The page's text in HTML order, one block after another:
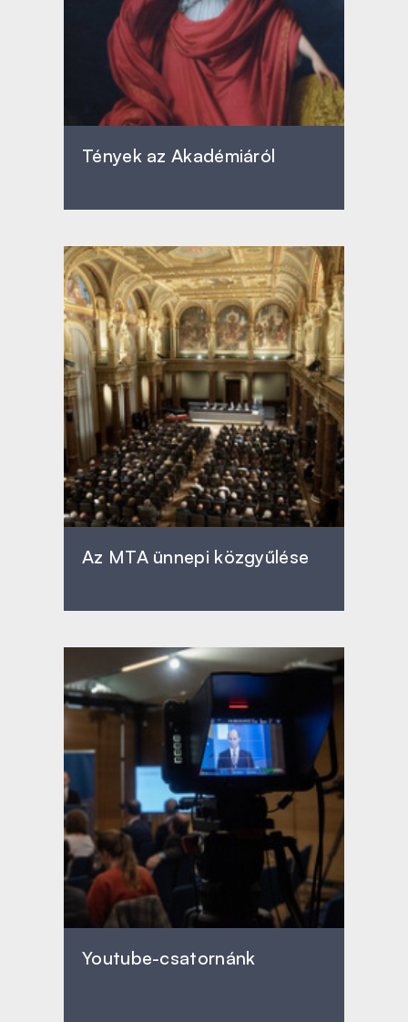
Tények az Akadémiáról
Az MTA ünnepi közgyűlése
Youtube-csatornánk